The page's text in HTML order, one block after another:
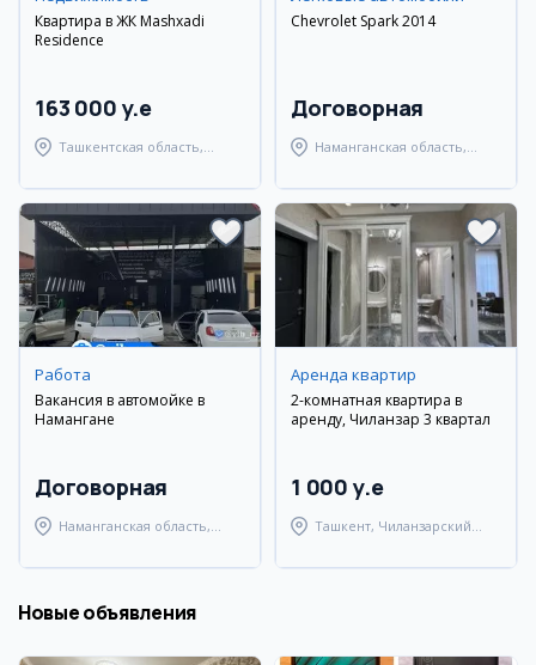
Квартира в ЖК Mashxadi
Residence
163 000 y.e
Ташкентская область,
Chevrolet Spark 2014
Договорная
Наманганская область,
Работа
Вакансия в автомойке в
Намангане
Договорная
Наманганская область,
Аренда квартир
2-комнатная квартира в
аренду, Чиланзар 3 квартал
1 000 y.e
Ташкент, Чиланзарский
Новые объявления